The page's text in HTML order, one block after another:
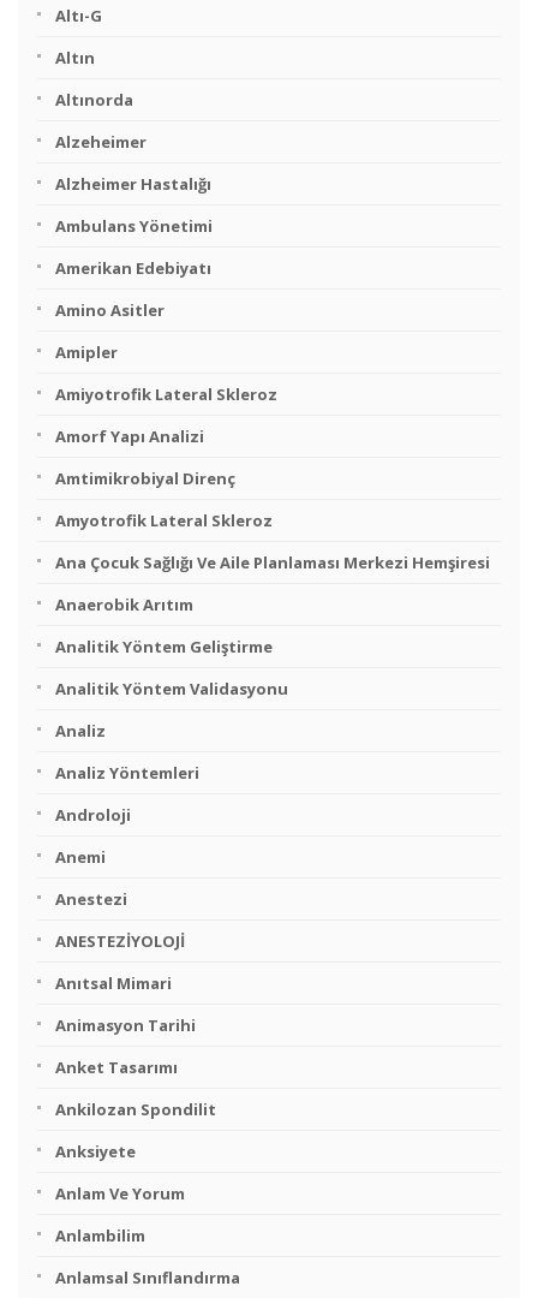
Altı-G
Altın
Altınorda
Alzeheimer
Alzheimer Hastalığı
Ambulans Yönetimi
Amerikan Edebiyatı
Amino Asitler
Amipler
Amiyotrofik Lateral Skleroz
Amorf Yapı Analizi
Amtimikrobiyal Direnç
Amyotrofik Lateral Skleroz
Ana Çocuk Sağlığı Ve Aile Planlaması Merkezi Hemşiresi
Anaerobik Arıtım
Analitik Yöntem Geliştirme
Analitik Yöntem Validasyonu
Analiz
Analiz Yöntemleri
Androloji
Anemi
Anestezi
ANESTEZİYOLOJİ
Anıtsal Mimari
Animasyon Tarihi
Anket Tasarımı
Ankilozan Spondilit
Anksiyete
Anlam Ve Yorum
Anlambilim
Anlamsal Sınıflandırma